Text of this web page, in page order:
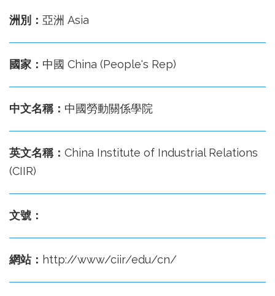
洲別： 亞洲 Asia
國家： 中國 China (People's Rep)
中文名稱： 中國勞動關係學院
英文名稱： China Institute of Industrial Relations
(CIIR)
文號：
網站： http://www/ciir/edu/cn/